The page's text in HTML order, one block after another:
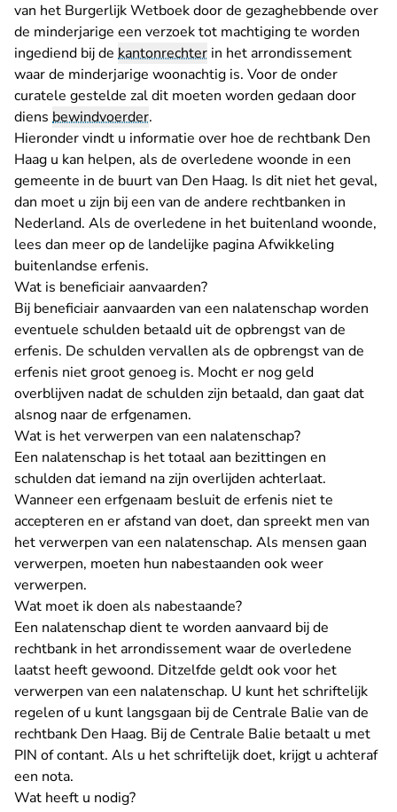
van het Burgerlijk Wetboek door de gezaghebbende over
de minderjarige een verzoek tot machtiging te worden
ingediend bij de kantonrechter in het arrondissement
waar de minderjarige woonachtig is. Voor de onder
curatele gestelde zal dit moeten worden gedaan door
diens bewindvoerder.
Hieronder vindt u informatie over hoe de rechtbank Den
Haag u kan helpen, als de overledene woonde in een
gemeente in de buurt van Den Haag. Is dit niet het geval,
dan moet u zijn bij een van de andere rechtbanken in
Nederland. Als de overledene in het buitenland woonde,
lees dan meerop de landelijke pagina Afwikkeling
buitenlandse erfenis.
Wat is beneficiair aanvaarden?
Bij beneficiair aanvaarden van een nalatenschap worden
eventuele schulden betaald uit de opbrengst van de
erfenis. De schulden vervallen als de opbrengst van de
erfenis niet groot genoeg is. Mocht er nog geld
overblijven nadat de schulden zijn betaald, dan gaat dat
alsnog naar de erfgenamen.
Wat is het verwerpen van een nalatenschap?
Een nalatenschap is het totaal aan bezittingen en
schulden dat iemand na zijn overlijden achterlaat.
Wanneer een erfgenaam besluit de erfenis niet te
accepteren en er afstand van doet, dan spreekt men van
het verwerpen van een nalatenschap. Als mensen gaan
verwerpen, moeten hun nabestaanden ook weer
verwerpen.
Wat moet ik doen als nabestaande?
Een nalatenschap dient te worden aanvaard bij de
rechtbank in het arrondissement waar de overledene
laatst heeft gewoond. Ditzelfde geldt ook voor het
verwerpen van een nalatenschap. U kunt het schriftelijk
regelen of u kunt langsgaan bij de Centrale Balie van de
rechtbank Den Haag. Bij de Centrale Balie betaalt u met
PIN of contant. Als u het schriftelijk doet, krijgt u achteraf
een nota.
Wat heeft u nodig?